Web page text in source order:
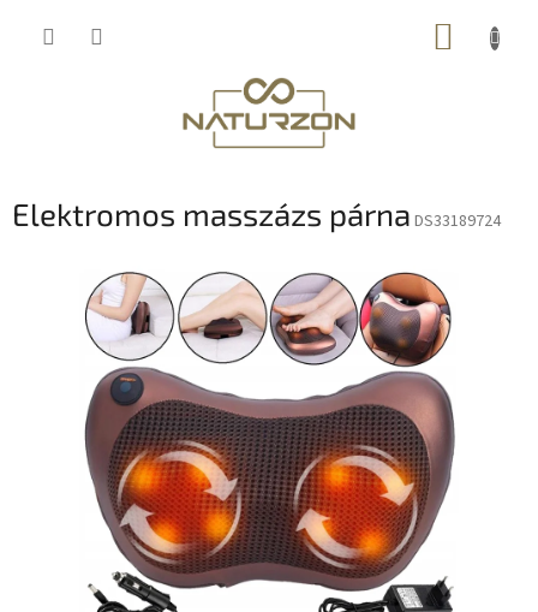
KOSÁR
Elektromos masszázs párna DS33189724